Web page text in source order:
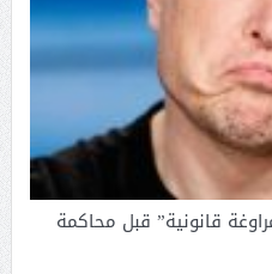
قانونية” قبل محاكمة